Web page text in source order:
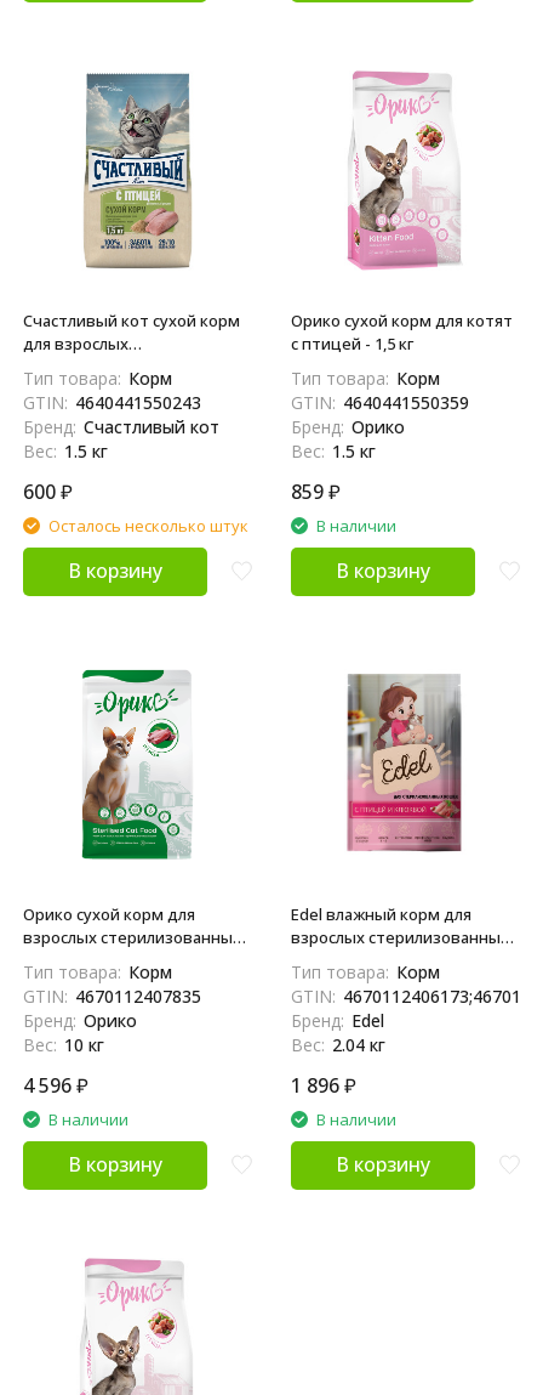
Счастливый кот сухой корм
для взрослых
птицей - 1,5 кг
Тип товара: Корм
GTIN: 4640441550243
Бренд: Счастливый кот
Вес: 1.5 кг
600₽
Осталось несколько штук
В корзину
Орико сухой корм для котят
с птицей - 1,5 кг
Тип товара: Корм
GTIN: 4640441550359
Бренд: Орико
Вес: 1.5 кг
859₽
В наличии
В корзину
Орико сухой корм для
взрослых стерилизованных
Тип товара: Корм
GTIN: 4670112407835
Бренд: Орико
Вес: 10 кг
4 596₽
В наличии
В корзину
Edel влажный корм для
взрослых стерилизованных
кусочки в соусе, в паучах - 85
г х 24 шт
Тип товара: Корм
GTIN:
Бренд: Edel
Вес: 2.04 кг
1 896₽
В наличии
В корзину